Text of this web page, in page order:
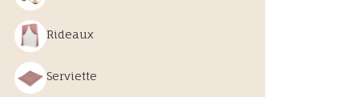
Rideaux
Serviette